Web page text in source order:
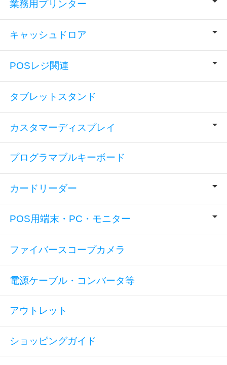
業務用プリンター
キャッシュドロア
POSレジ関連
タブレットスタンド
カスタマーディスプレイ
プログラマブルキーボード
カードリーダー
POS用端末・PC・モニター
ファイバースコープカメラ
電源ケーブル・コンバータ等
アウトレット
ショッピングガイド